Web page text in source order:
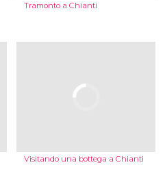
Tramonto a Chianti
Visitando una bottega a Chianti